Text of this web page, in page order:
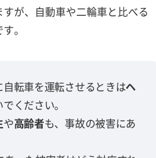
が、自動車や二輪車と比べる
。
転車を運転させるときはヘ
ください。
や高齢者も、事故の被害にあ